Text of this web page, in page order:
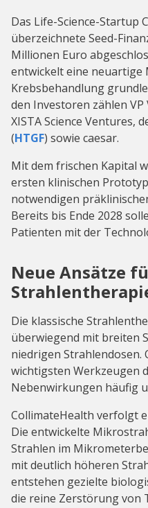
Das Life-Science-Startup
überzeichnete Seed-
Millionen Euro
entwickelt eine
Krebsbehandlung
den Investoren zählen
XISTA Science Ventures,
(HTGF) sowie caesar.
Mit dem frischen Kapital
ersten klinischen
notwendigen
Bereits bis Ende 2028
Patienten mit der
Neue Ansätze
Die klassische
überwiegend mit breiten
niedrigen Strahlendosen.
wichtigsten Werkzeugen
Nebenwirkungen häufig
CollimateHealth verfolgt
Die entwickelte
Strahlen im
mit deutlich höheren
entstehen gezielte
die reine Zerstörung von